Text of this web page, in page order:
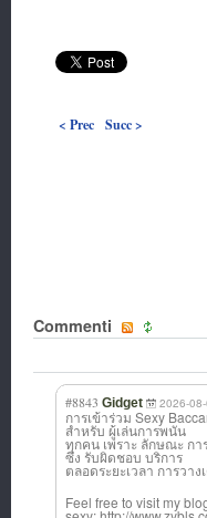
< Prec Succ >
Commenti
#8843 Gidget 2026-
การเข้าร่วม Sexy
สำหรับ ผู้เล่นการพนัน
ทุกคน เพราะ ลักษณะ กา
ซึ่ง รับผิดชอบ บริการ
ตลอดระยะเวลา การวา
Feel free to visit my